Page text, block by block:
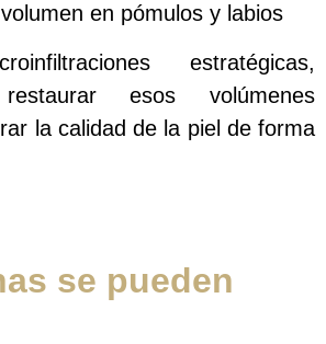
en pómulos y labios
estratégicas,
restaurar esos volúmenes
la calidad de la piel de forma
se pueden